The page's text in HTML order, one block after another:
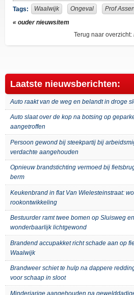
Facebook Twitter
Tags: Waalwijk Ongeval
Prof
« ouder nieuwsitem
Terug naar overzicht:
Laatste nieuwsberichten:
Auto raakt van de weg en belandt in droge
Auto slaat over de kop na botsing op
aangetroffen
Persoon gewond bij steekpartij bij
verdachte aangehouden
Opnieuw brandstichting vermoed bij
berm
Keukenbrand in flat Van Wielesteinstraat:
rookontwikkeling
Bestuurder ramt twee bomen op Sluisweg
wonderbaarlijk lichtgewond
Brandend accupakket richt schade aan op
Waalwijk
Brandweer schiet te hulp na dappere
voor schaap in sloot